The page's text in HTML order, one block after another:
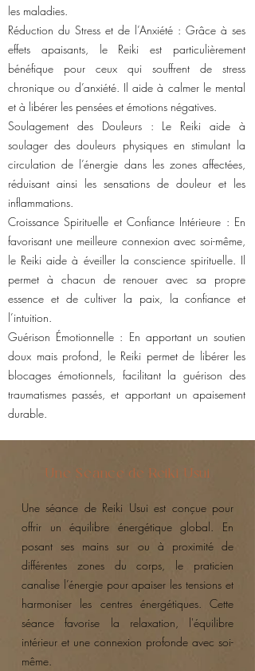
les maladies.
Réduction du Stress et de l’Anxiété : Grâce à ses
effets apaisants, le Reiki est particulièrement
bénéfique pour ceux qui souffrent de stress
chronique ou d’anxiété. Il aide à calmer le mental
et à libérer les pensées et émotions négatives.
Soulagement des Douleurs : Le Reiki aide à
soulager des douleurs physiques en stimulant la
circulation de l’énergie dans les zones affectées,
réduisant ainsi les sensations de douleur et les
inflammations.
Croissance Spirituelle et Confiance Intérieure : En
favorisant une meilleure connexion avec soi-même,
le Reiki aide à éveiller la conscience spirituelle. Il
permet à chacun de renouer avec sa propre
essence et de cultiver la paix, la confiance et
l’intuition.
Guérison Émotionnelle : En apportant un soutien
doux mais profond, le Reiki permet de libérer les
blocages émotionnels, facilitant la guérison des
traumatismes passés, et apportant un apaisement
durable.
Une Séance de Reiki Usui
Une séance de Reiki Usui est conçue pour
offrir un équilibre énergétique global. En
posant ses mains sur ou à proximité de
différentes zones du corps, le praticien
canalise l’énergie pour apaiser les tensions et
harmoniser les centres énergétiques. Cette
séance favorise la relaxation, l'équilibre
intérieur et une connexion profonde avec soi-
même.